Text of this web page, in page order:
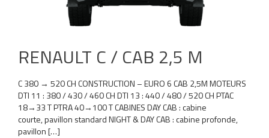
RENAULT C / CAB 2,5 M
C 380 → 520 CH CONSTRUCTION – EURO 6 CAB 2,5M MOTEURS
DTI 11 : 380 / 430 / 460 CH DTI 13 : 440 / 480 / 520 CH PTAC
18→33 T PTRA 40→100 T CABINES DAY CAB : cabine
courte, pavillon standard NIGHT & DAY CAB : cabine profonde,
pavillon […]